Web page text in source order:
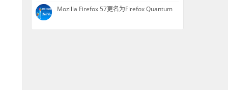
Mozilla Firefox 57更名为Firefox Quantum